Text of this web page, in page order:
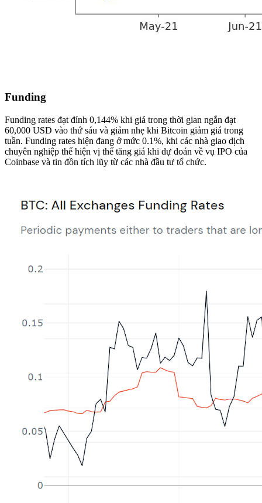
Funding
Funding rates đạt đỉnh 0,144% khi giá trong thời gian ngắn đạt
60,000 USD vào thứ sáu và giảm nhẹ khi Bitcoin giảm giá trong
tuần. Funding rates hiện đang ở mức 0.1%, khi các nhà giao dịch
chuyên nghiệp thể hiện vị thế tăng giá khi dự đoán về vụ IPO của
Coinbase và tin đồn tích lũy từ các nhà đầu tư tổ chức.